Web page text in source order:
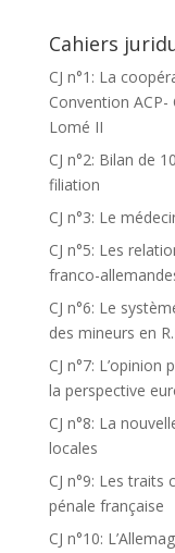
Cahiers
CJ n°1: La
Convention
Lomé II
CJ n°2: Bilan de
filiation
CJ n°3: Le
CJ n°5: Les
franco-
CJ n°6: Le
des mineurs en
CJ n°7:
la perspective
CJ n°8: La
locales
CJ n°9: Les
pénale française
CJ n°10: